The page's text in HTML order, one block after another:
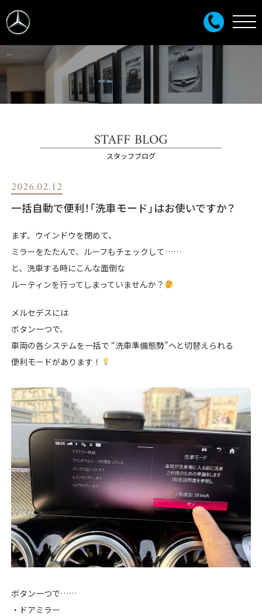
STAFF BLOG
スタッフブログ
2026.02.12
一括自動で便利！「洗車モード」はお使いですか？
まず、ウインドウを閉めて、
ミラーをたたんで、ルーフもチェックして……
と、洗車する時にこんな面倒な
ルーティンを行ってしまっていませんか？
メルセデスには
ボタン一つで、
車両の各システムを一括で “洗車準備態勢”へと切替えられる
便利モードがあります！
ボタン一つで……
・ドアミラー